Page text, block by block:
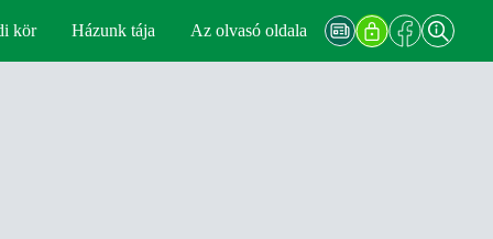
kör Házunk tája Az olvasó oldala